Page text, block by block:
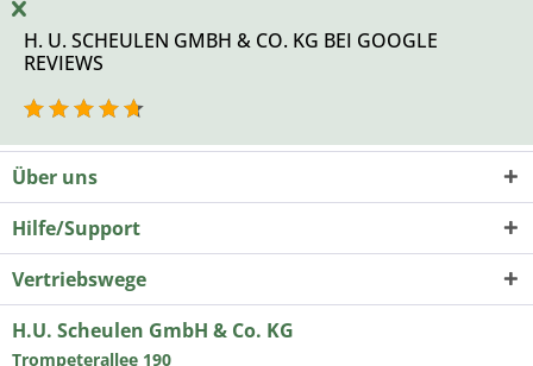
H. U. SCHEULEN GMBH & CO. KG BEI GOOGLE
REVIEWS
Über uns
Hilfe/Support
Vertriebswege
H.U. Scheulen GmbH & Co. KG
Trompeterallee 190